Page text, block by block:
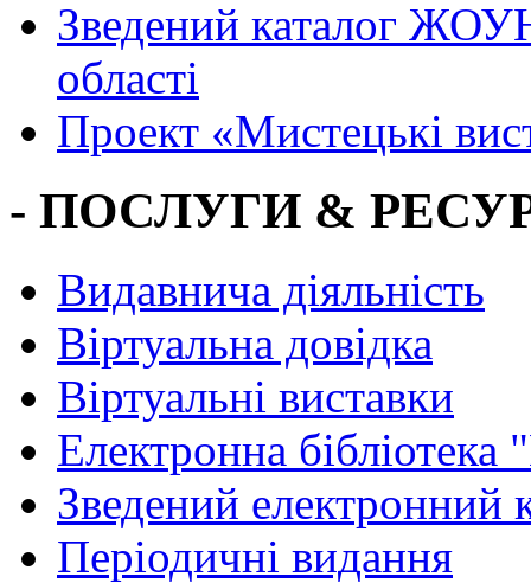
Зведений каталог
області
Проект «Мистецькі
- ПОСЛУГИ &
Видавнича діяльність
Віртуальна довідка
Віртуальні виставки
Електронна
Зведений електронний
Періодичні видання